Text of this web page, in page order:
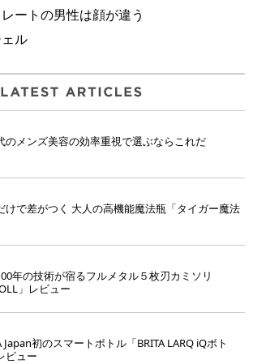
ートの男性は顔が違う
ル
のメンズ美容の効率重視で選ぶならこれだ
けで差がつく 大人の高機能魔法瓶「タイガー魔法
年の技術が宿るフルメタル５枚刃カミソリ
」レビュー
Japan初のスマートボトル「BRITA LARQ iQボト
ビュー